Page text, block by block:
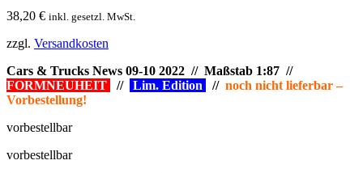
38,20 € inkl. gesetzl. MwSt.
zzgl. Versandkosten
Cars & Trucks News 09-10 2022 // Maßstab 1:87 //
FORMNEUHEIT
// Lim. Edition // noch nicht lieferbar –
Vorbestellung!
vorbestellbar
vorbestellbar